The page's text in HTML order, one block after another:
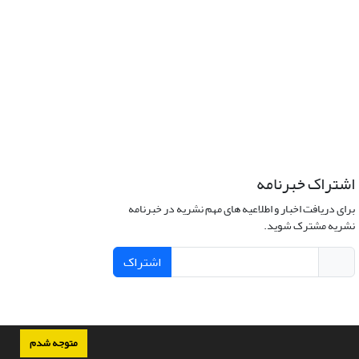
متوجه شدم
اشتراک خبرنامه
برای دریافت اخبار و اطلاعیه های مهم نشریه در خبرنامه
نشریه مشترک شوید.
اشتراک